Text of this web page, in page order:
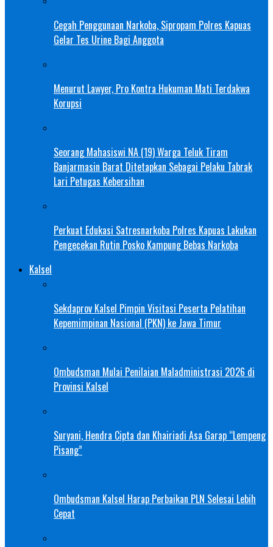
Cegah Penggunaan Narkoba, Sipropam Polres Kapuas
Gelar Tes Urine Bagi Anggota
Menurut Lawyer, Pro Kontra Hukuman Mati Terdakwa
Korupsi
Seorang Mahasiswi NA (19) Warga Teluk Tiram
Banjarmasin Barat Ditetapkan Sebagai Pelaku Tabrak
Lari Petugas Kebersihan
Perkuat Edukasi Satresnarkoba Polres Kapuas Lakukan
Pengecekan Rutin Posko Kampung Bebas Narkoba
Kalsel
Sekdaprov Kalsel Pimpin Visitasi Peserta Pelatihan
Kepemimpinan Nasional (PKN) ke Jawa Timur
Ombudsman Mulai Penilaian Maladministrasi 2026 di
Provinsi Kalsel
Suryani, Hendra Cipta dan Khairiadi Asa Garap “Lempeng
Pisang”
Ombudsman Kalsel Harap Perbaikan PLN Selesai Lebih
Cepat